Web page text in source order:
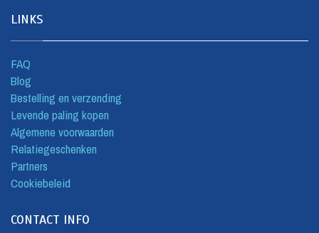
LINKS
FAQ
Blog
Bestelling en verzending
Levende paling kopen
Algemene voorwaarden
Relatiegeschenken
Partners
Cookiebeleid
CONTACT INFO